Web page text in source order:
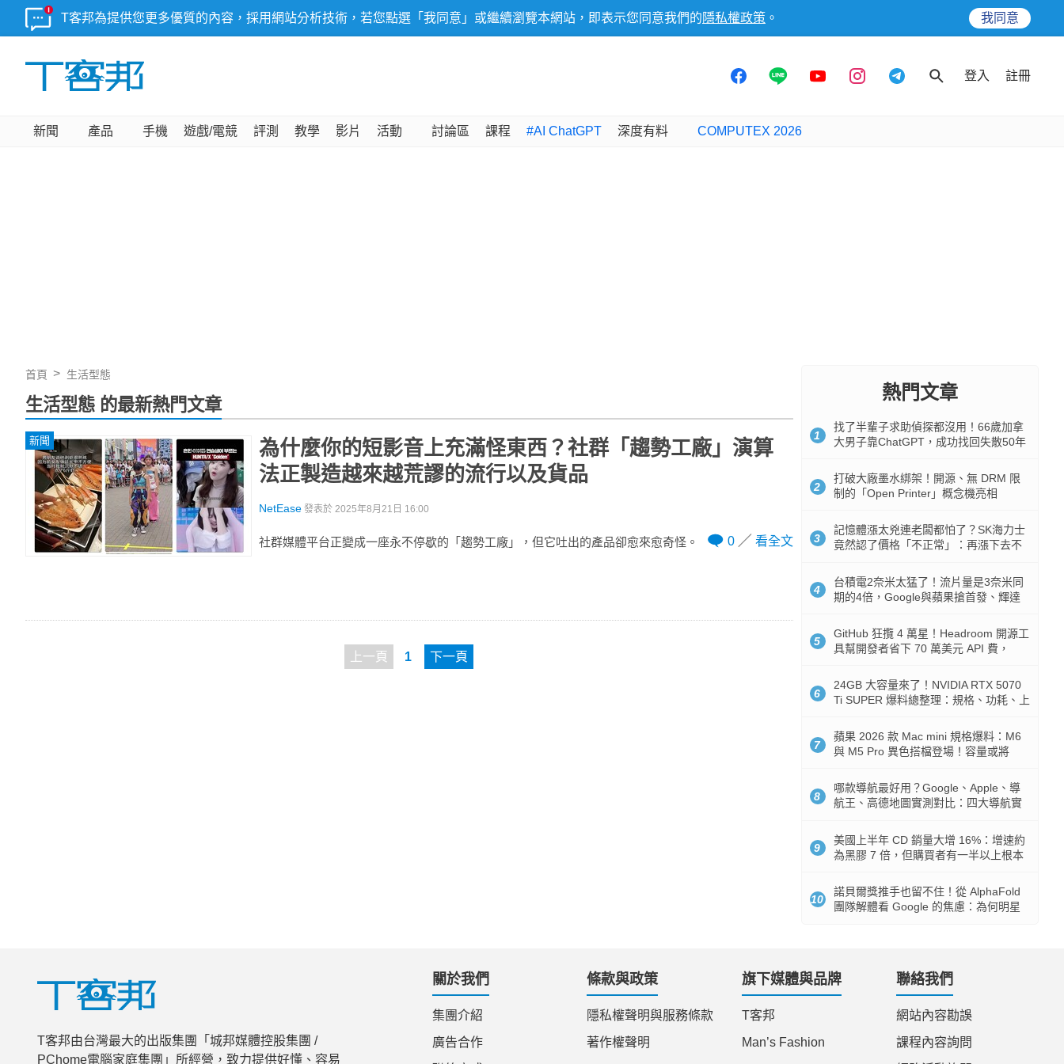
T客邦為提供您更多優質的內容，採用網站分析技術，若您點選「我同意」或繼續瀏覽本網站，即表示您同意我們的 隱私權政策 。 我同意
登入 註冊
新聞 產品 手機 遊戲/電競 評測 教學 影片 活動 討論區 課程 #AI ChatGPT 深度有料 COMPUTEX 2026
首頁 生活型態
生活型態 的最新熱門文章
新聞
為什麼你的短影音上充滿怪東西？社群「趨勢工廠」演算
法正製造越來越荒謬的流行以及貨品
NetEase 發表於 2025年8月21日 16:00
社群媒體平台正變成一座永不停歇的「趨勢工廠」，但它吐出的產品卻愈來愈奇怪。 0 看全文
上一頁 1 下一頁
熱門文章
1
找了半輩子求助偵探都沒用！66歲加拿
大男子靠ChatGPT，成功找回失散50年
2
打破大廠墨水綁架！開源、無 DRM 限
制的「Open Printer」概念機亮相
3
記憶體漲太兇連老闆都怕了？SK海力士
竟然認了價格「不正常」：再漲下去不
4
台積電2奈米太猛了！流片量是3奈米同
期的4倍，Google與蘋果搶首發、輝達
5
GitHub 狂攬 4 萬星！Headroom 開源工
具幫開發者省下 70 萬美元 API 費，
6
24GB 大容量來了！NVIDIA RTX 5070
Ti SUPER 爆料總整理：規格、功耗、上
7
蘋果 2026 款 Mac mini 規格爆料：M6
與 M5 Pro 異色搭檔登場！容量或將
8
哪款導航最好用？Google、Apple、導
航王、高德地圖實測對比：四大導航實
9
美國上半年 CD 銷量大增 16%：增速約
為黑膠 7 倍，但購買者有一半以上根本
10
諾貝爾獎推手也留不住！從 AlphaFold
團隊解體看 Google 的焦慮：為何明星
T客邦由台灣最大的出版集團「城邦媒體控股集團 /
PChome電腦家庭集團」所經營，致力提供好懂、容易
關於我們
集團介紹
廣告合作
條款與政策
隱私權聲明與服務條款
著作權聲明
旗下媒體與品牌
T客邦
Man’s Fashion
聯絡我們
網站內容勘誤
課程內容詢問